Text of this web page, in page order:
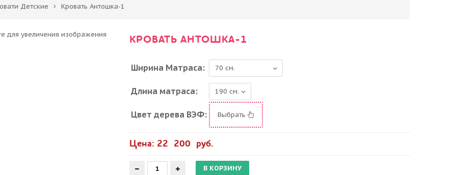
Детские Кровать Антошка-1
КРОВАТЬ АНТОШКА-1
Ширина Матраса:
Длина матраса:
Цвет дерева ВЭФ: Выбрать
Цена: 22 200 руб.